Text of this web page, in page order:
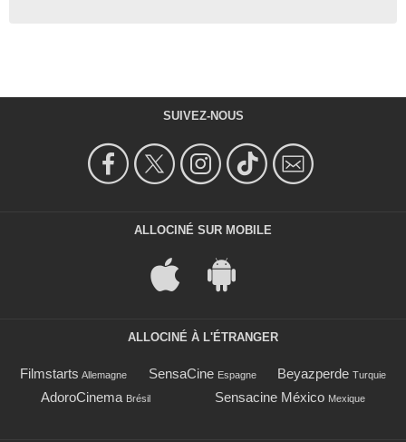
SUIVEZ-NOUS
ALLOCINÉ SUR MOBILE
ALLOCINÉ À L'ÉTRANGER
Filmstarts Allemagne SensaCine Espagne Beyazperde Turquie
AdoroCinema Brésil Sensacine México Mexique